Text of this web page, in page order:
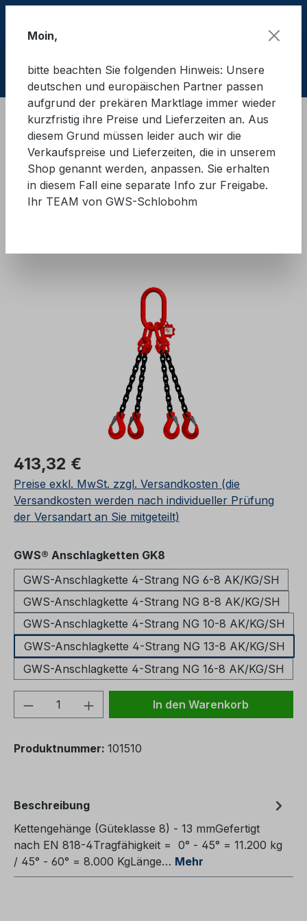
Hebetechnik Anschlagmittel
Kettengehänge
Güteklasse 8
GWS®-Anschlagkette mit
Sicherheitshaken 4-Strang
Bildergalerie überspringen
Regulärer Preis:
413,32 €
Preise exkl. MwSt. zzgl. Versandkosten (die
Versandkosten werden nach individueller Prüfung
der Versandart an Sie mitgeteilt)
GWS® Anschlagketten GK8
GWS-Anschlagkette 4-Strang NG 6-8 AK/KG/SH
GWS-Anschlagkette 4-Strang NG 8-8 AK/KG/SH
GWS-Anschlagkette 4-Strang NG 10-8 AK/KG/SH
GWS-Anschlagkette 4-Strang NG 13-8 AK/KG/SH
GWS-Anschlagkette 4-Strang NG 16-8 AK/KG/SH
Produkt Anzahl: Gib denIn den Warenkorb
Produktnummer: 101510
Beschreibung
Kettengehänge (Güteklasse 8) - 13 mmGefertigt
nach EN 818-4Tragfähigkeit = 0° - 45° = 11.200 kg
/ 45° - 60° = 8.000 KgLänge… Mehr
Moin,
bitte beachten Sie folgenden Hinweis: Unsere
deutschen und europäischen Partner passen
aufgrund der prekären Marktlage immer wieder
kurzfristig ihre Preise und Lieferzeiten an. Aus
diesem Grund müssen leider auch wir die
Verkaufspreise und Lieferzeiten, die in unserem
Shop genannt werden, anpassen. Sie erhalten
in diesem Fall eine separate Info zur Freigabe.
Ihr TEAM von GWS-Schlobohm